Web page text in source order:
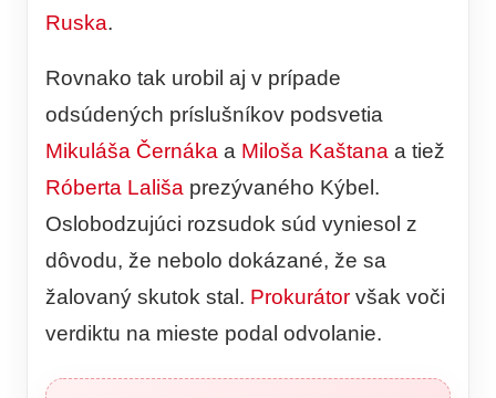
Ruska.
Rovnako tak urobil aj v prípade
odsúdených príslušníkov podsvetia
Mikuláša Černáka a Miloša Kaštana a tiež
Róberta Lališa prezývaného Kýbel.
Oslobodzujúci rozsudok súd vyniesol z
dôvodu, že nebolo dokázané, že sa
žalovaný skutok stal. Prokurátor však voči
verdiktu na mieste podal odvolanie.